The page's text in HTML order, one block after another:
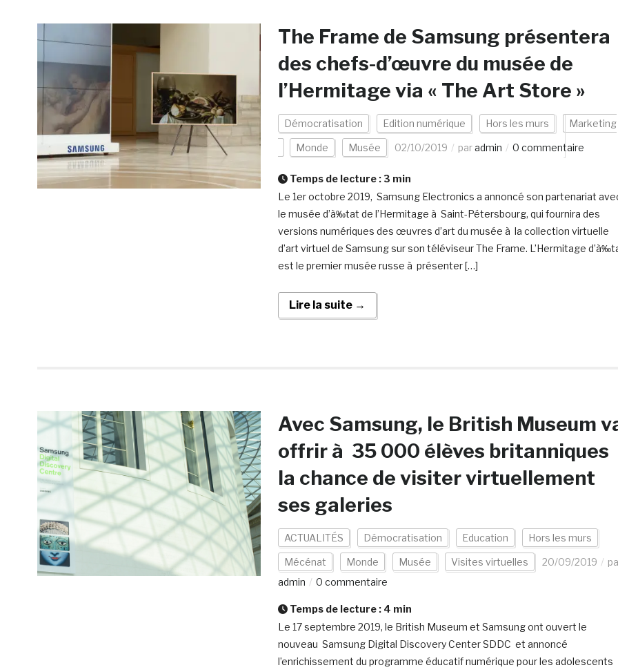
The Frame de Samsung présentera
des chefs-d’œuvre du musée de
l’Hermitage via « The Art Store »
Démocratisation Edition numérique Hors les murs Marketing
Monde Musée 02/10/2019 paradmin 0 commentaire
Temps de lecture : 3 min
Le 1er octobre 2019, Samsung Electronics a annoncé son partenariat
le musée d’à‰tat de l’Hermitage à Saint-Pétersbourg, qui fournira des
versions numériques des œuvres d’art du musée à la collection virtuelle
d’art virtuel de Samsung sur son téléviseur The Frame. L’Hermitage
est le premier musée russe à présenter […]
Lire la suite →
Avec Samsung, le British Museum
offrir à 35 000 élèves britanniques
la chance de visiter virtuellement
ses galeries
ACTUALITÉS Démocratisation Education Hors les murs
Mécénat Monde Musée Visites virtuelles 20/09/2019
admin
0 commentaire
Temps de lecture : 4 min
Le 17 septembre 2019, le British Museum et Samsung ont ouvert le
nouveau Samsung Digital Discovery Center SDDC et annoncé
l’enrichissement du programme éducatif numérique pour les adolescents